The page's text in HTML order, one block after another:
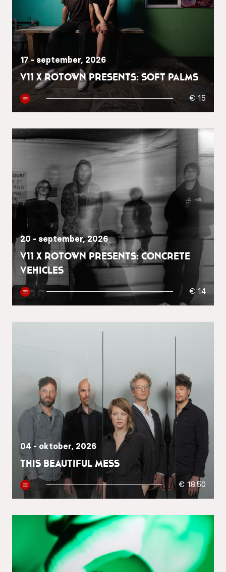
17 - september, 2026
V11 x Rotown presents: Soft Palms
€ 15
20 - september, 2026
V11 x Rotown presents: Concrete
Vehicles
€ 14
04 - oktober, 2026
This Beautiful Mess
€ 18.50